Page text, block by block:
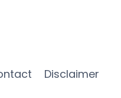
Disclaimer